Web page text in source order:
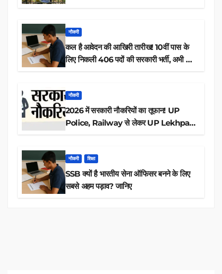
नौकरी
कल है आवेदन की आखिरी तारीख! 10वीं पास के
लिए निकली 406 पदों की सरकारी भर्ती, अभी करें
नौकरी
2026 में सरकारी नौकरियों का तूफान! UP
Police, Railway से लेकर UP Lekhpal
नौकरी शिक्षा
SSB क्यों है भारतीय सेना ऑफिसर बनने के लिए
सबसे अहम पड़ाव? जानिए